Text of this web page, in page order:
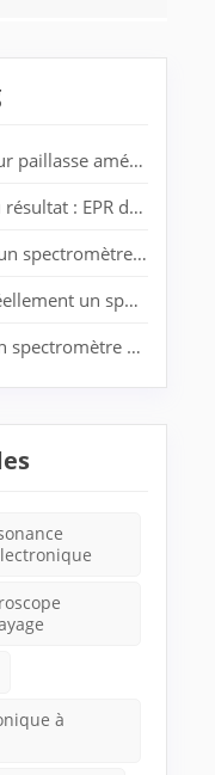
radicaux dans les laboratoires de polymères
l'analyse de spin en temps réel
la durée de vie du système sans nouvel aimant
EPR d'entrée de gamme ?
des prix pour les chercheurs
à